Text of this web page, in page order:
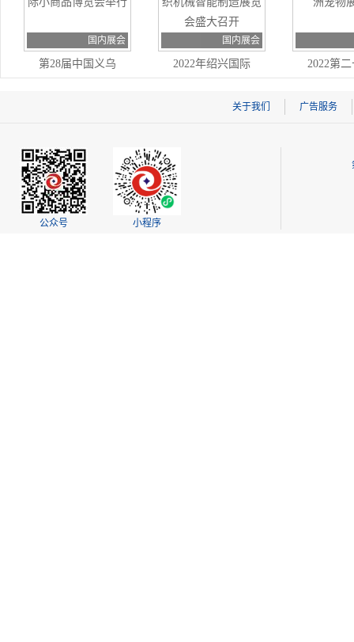
开幕
会开
国内展会
第28届中国义乌
国际小商品博览
国内展会
2022年绍兴国际
纺织机械智能制
造展览会盛大召
2022第
亚洲宠
关于我们 广告服务
公众号 小程序